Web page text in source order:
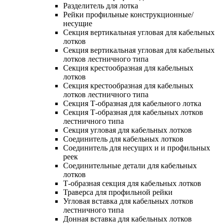
Разделитель для лотка
Рейки профильные конструкционные/
несущие
Секция вертикальная угловая для кабельных
лотков
Секция вертикальная угловая для кабельных
лотков лестничного типа
Секция крестообразная для кабельных
лотков
Секция крестообразная для кабельных
лотков лестничного типа
Секция Т-образная для кабельного лотка
Секция Т-образная для кабельных лотков
лестничного типа
Секция угловая для кабельных лотков
Соединитель для кабельных лотков
Соединитель для несущих и и профильных
реек
Соединительные детали для кабельных
лотков
Т-образная секция для кабельных лотков
Траверса для профильной рейки
Угловая вставка для кабельных лотков
лестничного типа
Донная вставка для кабельных лотков